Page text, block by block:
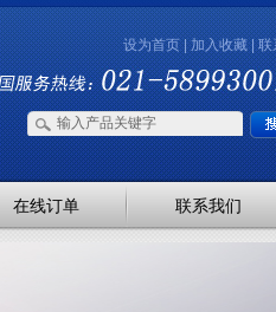
设为首页|加入收藏|联
在线订单 联系我们